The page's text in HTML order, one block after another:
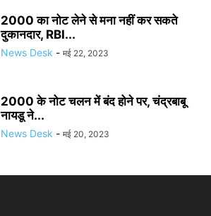
2000 का नोट लेने से मना नहीं कर सकते
दुकानदार, RBI...
News Desk - मई 22, 2023
2000 के नोट चलन में बंद होने पर, चंद्रबाबू
नायडू ने...
News Desk - मई 20, 2023